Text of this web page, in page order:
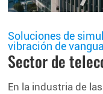
Soluciones de
vibración de
Sector de
En la industria de